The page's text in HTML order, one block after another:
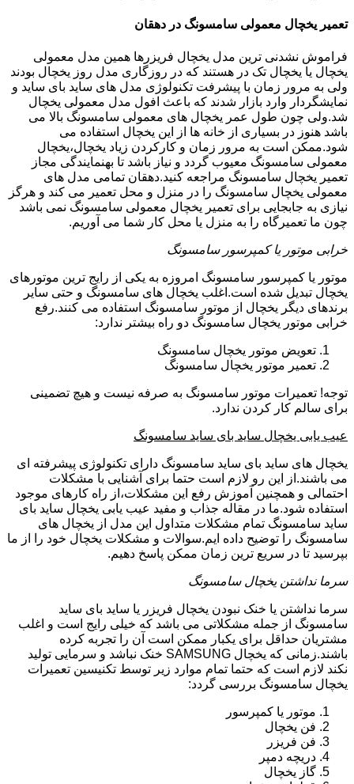
تعمیر یخچال معمولی سامسونگ در دهقان
فراموش نشدنی ترین مدل یخچال فریزرها همین مدل معمولی
یخچال یا یخچال تک در هستند که در روزگاری مدل روز یخچال بودند
ولی به مرور زمان با پیشرفت تکنولوژی مدل های ساید بای ساید و
نمایشگردار وارد بازار شدند که باعث افول مدل معمولی یخچال
شد.ولی چون طول عمر یخچال های معمولی سامسونگ بالا می
باشد هنوز در بسیاری از خانه ها از این یخچال استفاده می
شود.ممکن است به مرور زمان و کارکردن زیاد یخچال،یخچال
معمولی سامسونگ معیوب گردد و نیاز باشد تا بهنمایندگی مجاز
تعمیر یخچال سامسونگ مراجعه کنید.دهقان تمامی مدل های
معمولی یخچال سامسونگ را در منزل و محل تعمیر می کند و هرگز
نیازی به جابجایی برای تعمیر یخچال معمولی سامسونگ نمی باشد
چون ما تعمیرگاه را به منزل یا محل کار شما می آوریم.
خرابی موتور یا کمپرسور سامسونگ
موتور یا کمپرسور سامسونگ امروزه به یکی از رایج ترین موتورهای
یخچال تبدیل شده است.اغلب یخچال های سامسونگ و حتی سایر
برندهای دیگر یخچال از موتور سامسونگ استفاده می کنند.رفع
خرابی موتور یخچال سامسونگ دو راه بیشتر ندارد:
تعویض موتور یخچال سامسونگ
تعمیر موتور یخچال سامسونگ
توجه! تعمیرات موتور سامسونگ به صرفه نیست و هیچ تضمینی
برای سالم کار کردن ندارد.
عیب یابی یخچال ساید بای ساید سامسونگ
یخچال های ساید بای ساید سامسونگ دارای تکنولوژی پیشرفته ای
می باشند.از این رو لازم است حتما برای آشنایی با مشکلات
احتمالی و همچنین آموزش رفع این مشکلات،از راه کارهای موجود
استفاده شود.ما در مقاله جذاب و مفید عیب یابی یخچال ساید بای
ساید سامسونگ تمام مشکلات متداول این مدل از یخچال های
سامسونگ را توضیح داده ایم.سوالات و مشکلات یخچال خود را از ما
بپرسید تا در سریع ترین زمان ممکن پاسخ دهیم.
سرما نداشتن یخچال سامسونگ
سرما نداشتن یا خنک نبودن یخچال فریزر یا ساید بای ساید
سامسونگ از جمله مشکلاتی می باشد که خیلی رایج است و اغلب
مشتریان حداقل برای یکبار ممکن است آن را تجربه کرده
باشند.زمانی که یخچال SAMSUNG خنک نباشد و سرمایی تولید
نکند لازم است که حتما تمام موارد زیر توسط تکنیسین تعمیرات
یخچال سامسونگ بررسی گردد:
موتور یا کمپرسور
فن یخچال
فن فریزر
دریچه دمپر
گاز یخچال